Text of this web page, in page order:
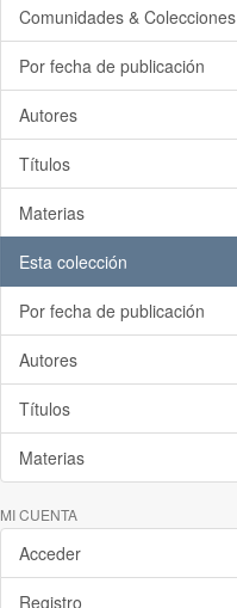
Comunidades & Colecciones
Por fecha de publicación
Autores
Títulos
Materias
Esta colección
Por fecha de publicación
Autores
Títulos
Materias
MI CUENTA
Acceder
Registro